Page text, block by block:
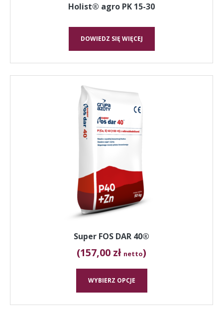
Holist® agro PK 15-30
DOWIEDZ SIĘ WIĘCEJ
Super FOS DAR 40®
(157,00 zł netto)
WYBIERZ OPCJE
produkt
wariantów.
Opcje
można
na
stronie
produktu